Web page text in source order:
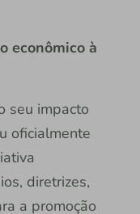
econômico à
seu impacto
oficialmente
diretrizes,
a promoção